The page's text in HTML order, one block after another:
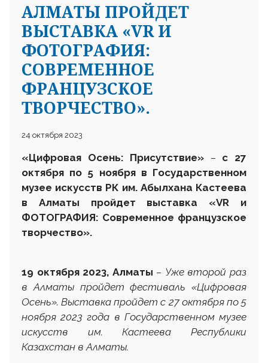
АЛМАТЫ ПРОЙДЕТ
ВЫСТАВКА «VR И
ФОТОГРАФИЯ:
СОВРЕМЕННОЕ
ФРАНЦУЗСКОЕ
ТВОРЧЕСТВО».
24 октября 2023
«Цифровая Осень: Присутствие» – с 27
октября по 5 ноября в Государственном
музее искусств РК им. Абылхана Кастеева
в Алматы пройдет выставка «VR и
ФОТОГРАФИЯ: Современное французское
творчество».
19 октября 2023, Алматы – Уже второй раз
в Алматы пройдет фестиваль «Цифровая
Осень». Выставка пройдет с 27 октября по 5
ноября 2023 года в Государственном музее
искусств им. Кастеева Республики
Казахстан в Алматы.